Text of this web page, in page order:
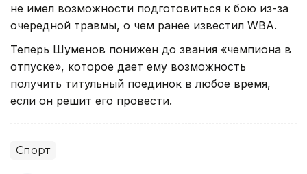
не имел возможности подготовиться к бою из-за
очередной травмы, о чем ранее известил WBA.
Теперь Шуменов понижен до звания «чемпиона в
отпуске», которое дает ему возможность
получить титульный поединок в любое время,
если он решит его провести.
Спорт